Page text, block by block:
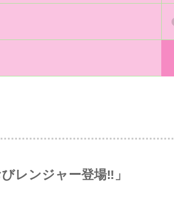
レンジャー登場‼」